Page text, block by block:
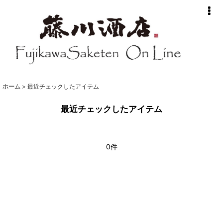
ホーム > 最近チェックしたアイテム
最近チェックしたアイテム
0件